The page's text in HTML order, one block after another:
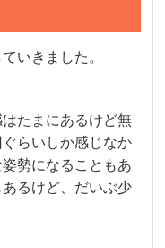
いきました。
はたまにあるけど無
らいしか感じなか
勢になることもあ
るけど、だいぶ少